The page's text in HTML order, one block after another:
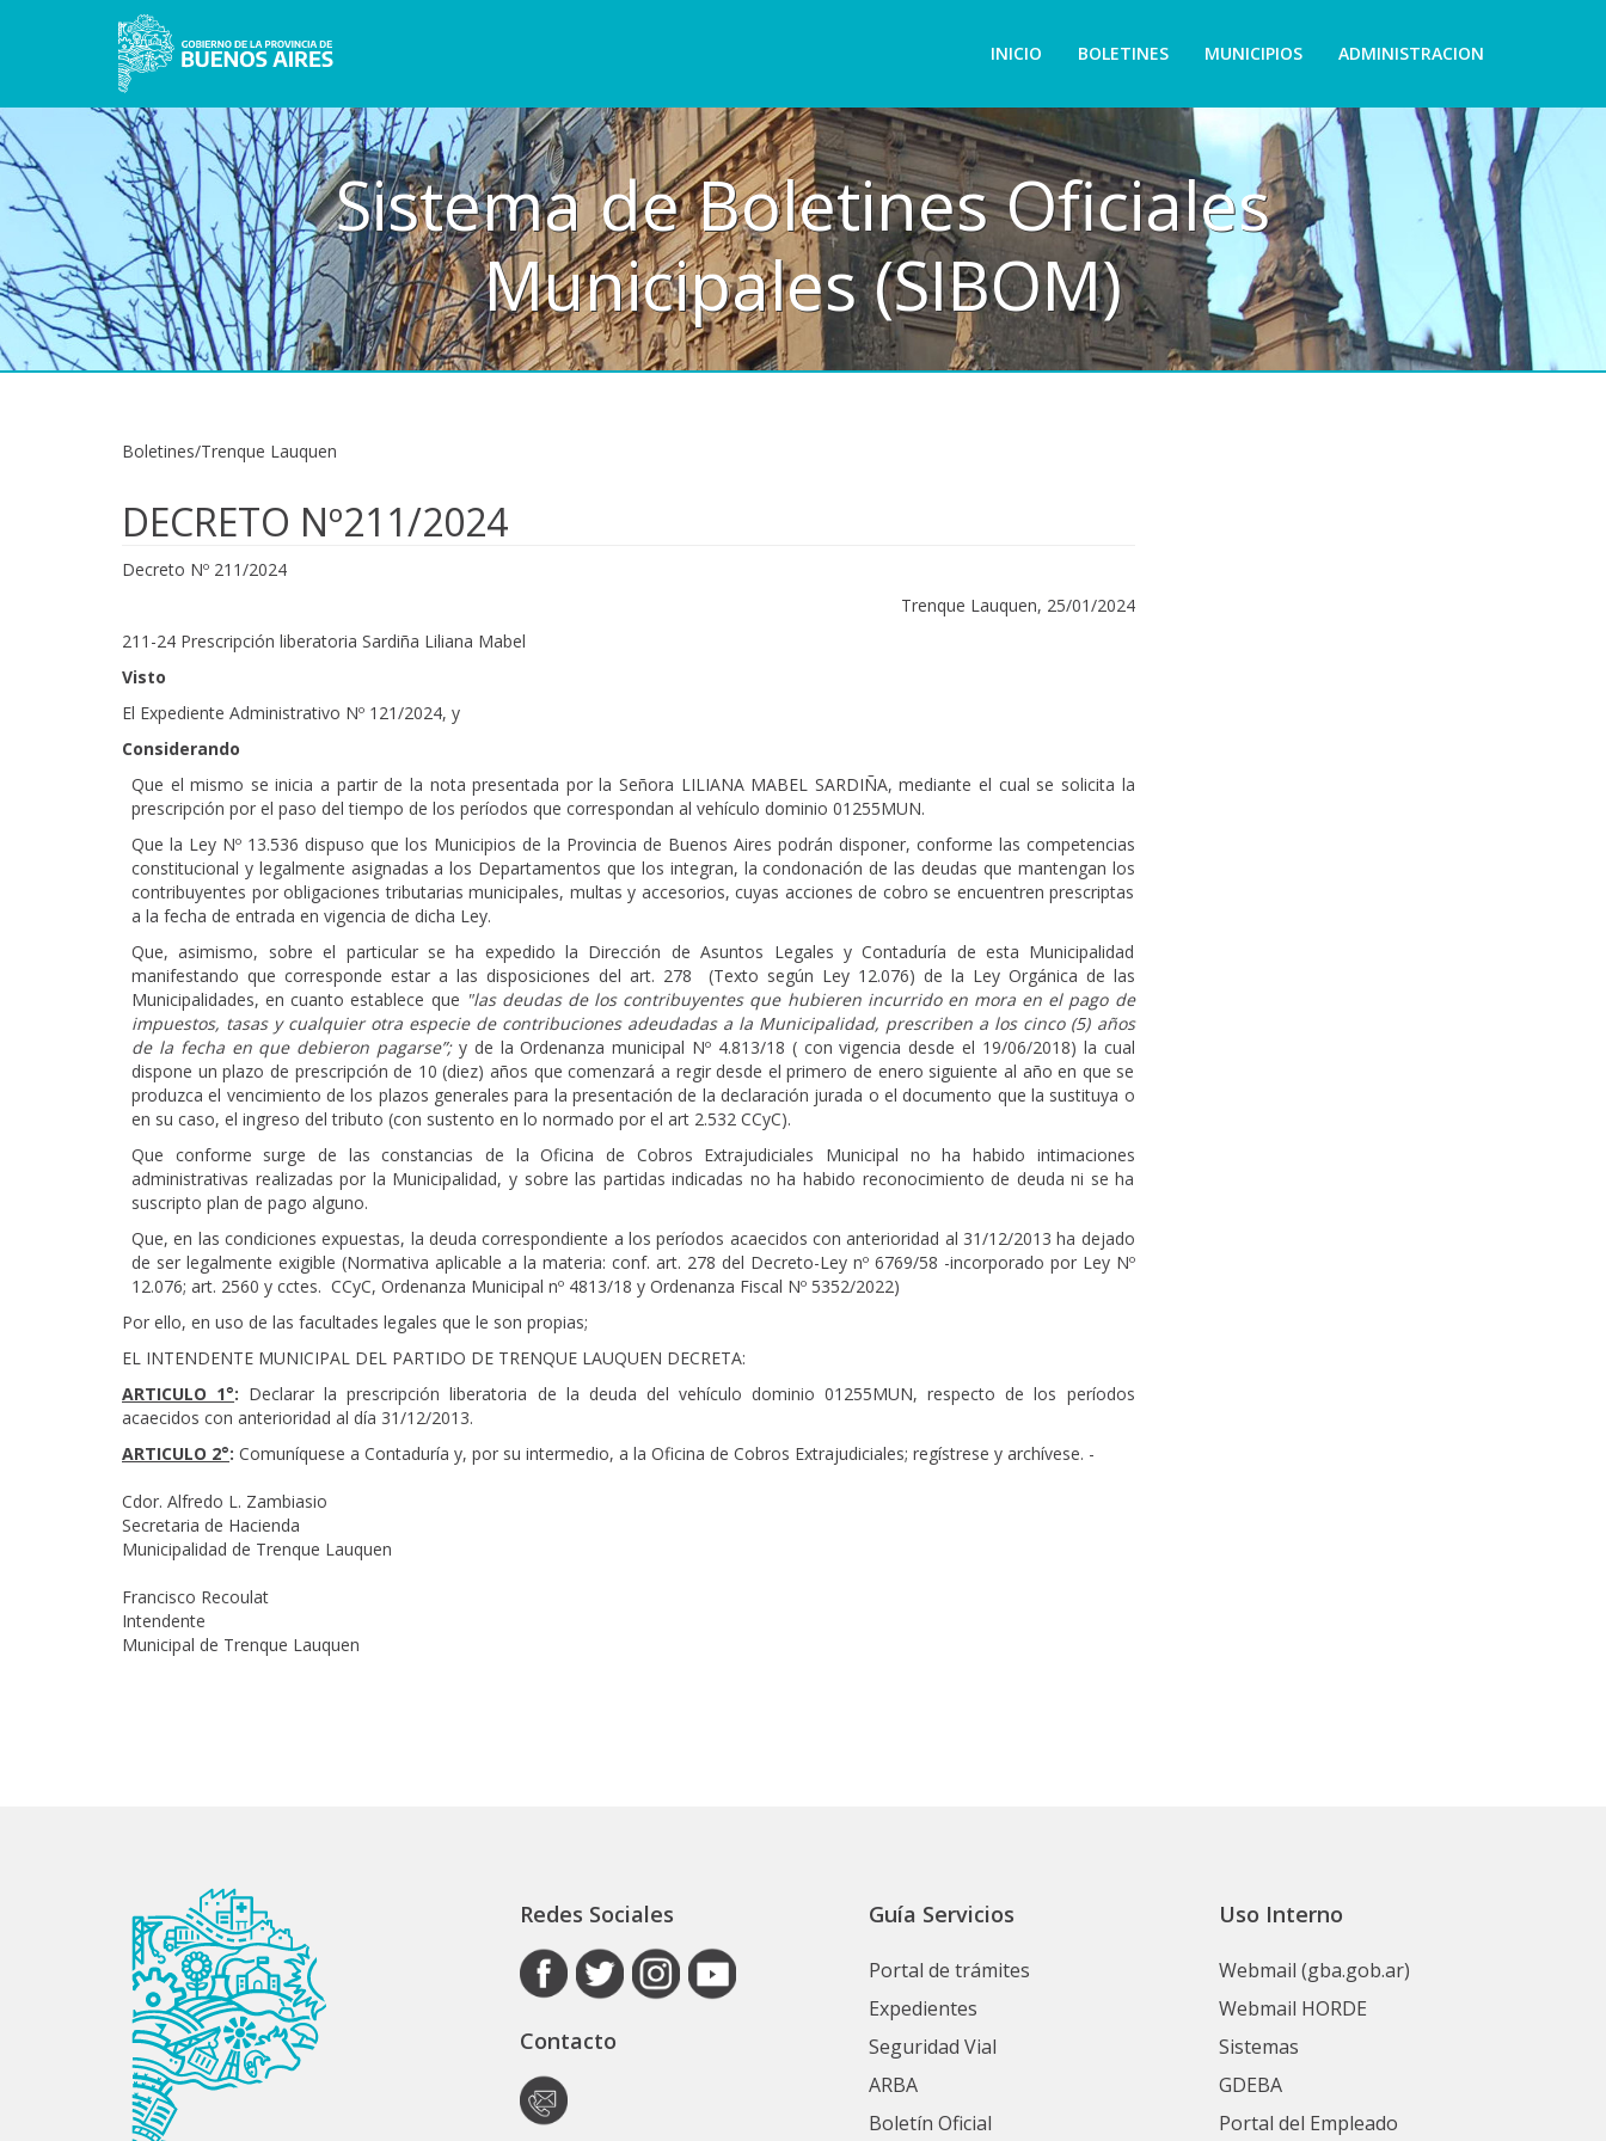
INICIO BOLETINES MUNICIPIOS ADMINISTRACION
Sistema de Boletines Oficiales
Municipales (SIBOM)
Boletines/Trenque Lauquen
DECRETO Nº211/2024
Decreto Nº 211/2024
Trenque Lauquen, 25/01/2024
211-24 Prescripción liberatoria Sardiña Liliana Mabel
Visto
El Expediente Administrativo Nº 121/2024, y
Considerando
Que el mismo se inicia a partir de la nota presentada por la Señora LILIANA MABEL SARDIÑA, mediante el cual se solicita la
prescripción por el paso del tiempo de los períodos que correspondan al vehículo dominio 01255MUN.
Que la Ley Nº 13.536 dispuso que los Municipios de la Provincia de Buenos Aires podrán disponer, conforme las competencias
constitucional y legalmente asignadas a los Departamentos que los integran, la condonación de las deudas que mantengan los
contribuyentes por obligaciones tributarias municipales, multas y accesorios, cuyas acciones de cobro se encuentren prescriptas
a la fecha de entrada en vigencia de dicha Ley.
Que, asimismo, sobre el particular se ha expedido la Dirección de Asuntos Legales y Contaduría de esta Municipalidad
manifestando que corresponde estar a las disposiciones del art. 278
(Texto según Ley 12.076) de la Ley Orgánica de las
Municipalidades, en cuanto establece que "las deudas de los contribuyentes que hubieren incurrido en mora en el pago de
impuestos, tasas y cualquier otra especie de contribuciones adeudadas a la Municipalidad, prescriben a los cinco (5) años
de la fecha en que debieron pagarse”;y de la Ordenanza municipal Nº 4.813/18 ( con vigencia desde el 19/06/2018) la cual
dispone un plazo de prescripción de 10 (diez) años que comenzará a regir desde el primero de enero siguiente al año en que se
produzca el vencimiento de los plazos generales para la presentación de la declaración jurada o el documento que la sustituya o
en su caso, el ingreso del tributo (con sustento en lo normado por el art 2.532 CCyC).
Que conforme surge de las constancias de la Oficina de Cobros Extrajudiciales Municipal no ha habido intimaciones
administrativas realizadas por la Municipalidad, y sobre las partidas indicadas no ha habido reconocimiento de deuda ni se ha
suscripto plan de pago alguno.
Que, en las condiciones expuestas, la deuda correspondiente a los períodos acaecidos con anterioridad al 31/12/2013 ha dejado
de ser legalmente exigible (Normativa aplicable a la materia: conf. art. 278 del Decreto-Ley nº 6769/58 -incorporado por Ley Nº
12.076; art. 2560 y cctes. CCyC, Ordenanza Municipal nº 4813/18 y Ordenanza Fiscal Nº 5352/2022)
Por ello, en uso de las facultades legales que le son propias;
EL INTENDENTE MUNICIPAL DEL PARTIDO DE TRENQUE LAUQUEN DECRETA:
ARTICULO 1°: Declarar la prescripción liberatoria de la deuda del vehículo dominio 01255MUN, respecto de los períodos
acaecidos con anterioridad al día 31/12/2013.
ARTICULO 2°: Comuníquese a Contaduría y, por su intermedio, a la Oficina de Cobros Extrajudiciales; regístrese y archívese. -
Cdor. Alfredo L. Zambiasio
Secretaria de Hacienda
Municipalidad de Trenque Lauquen
Francisco Recoulat
Intendente
Municipal de Trenque Lauquen
Redes Sociales
Contacto
Guía Servicios
Portal de trámites
Expedientes
Seguridad Vial
ARBA
Boletín Oficial
Uso Interno
Webmail (gba.gob.ar)
Webmail HORDE
Sistemas
GDEBA
Portal del Empleado